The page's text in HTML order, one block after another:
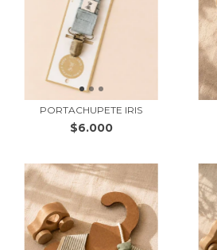
PORTACHUPETE IRIS
$6.000